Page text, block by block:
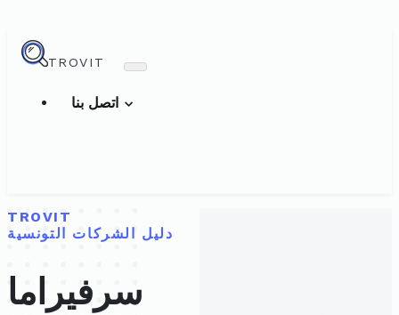
TROVIT
TROVIT
دليل الشركات التونسية
سرفيراما